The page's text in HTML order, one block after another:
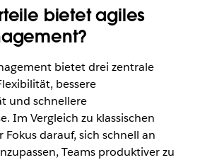
bietet agiles
bietet drei zentrale
bessere
und schnellere
Im Vergleich zu klassischen
Fokus darauf, sich schnell an
Teams produktiver zu